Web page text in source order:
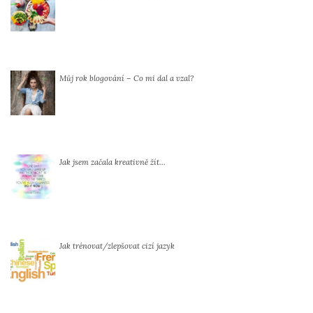
Můj rok blogování – Co mi dal a vzal?
Jak jsem začala kreativně žít…
Jak trénovat/zlepšovat cizí jazyk